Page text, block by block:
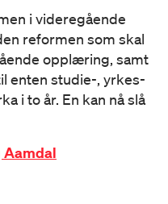
i videregående
reformen som skal
opplæring, samt
enten studie-, yrkes-
i to år. En kan nå slå
Aamdal